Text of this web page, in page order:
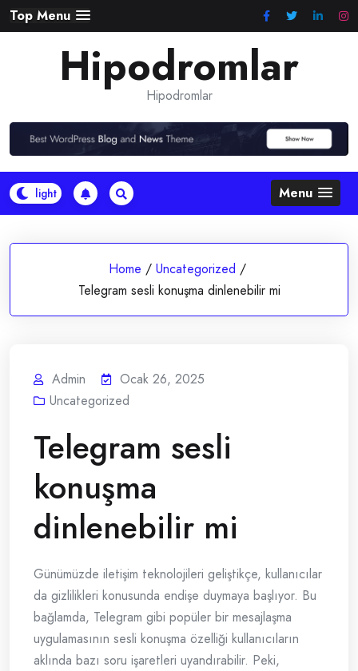
Skip
to
Top Menu
Hipodromlar
Hipodromlar
Menu
Home / Uncategorized /
Telegram sesli konuşma dinlenebilir mi
Admin
Ocak 26, 2025
Uncategorized
Telegram sesli
konuşma
dinlenebilir mi
Günümüzde iletişim teknolojileri geliştikçe, kullanıcılar
da gizlilikleri konusunda endişe duymaya başlıyor. Bu
bağlamda, Telegram gibi popüler bir mesajlaşma
uygulamasının sesli konuşma özelliği kullanıcıların
aklında bazı soru işaretleri uyandırabilir. Peki,